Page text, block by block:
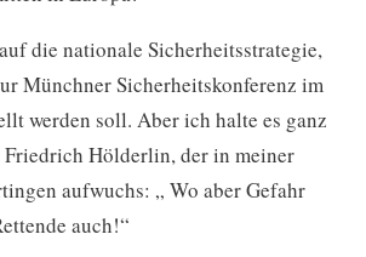
die nationale Sicherheitsstrategie,
Münchner Sicherheitskonferenz im
werden soll. Aber ich halte es ganz
Hölderlin, der in meiner
aufwuchs: „ Wo aber Gefahr
auch!“